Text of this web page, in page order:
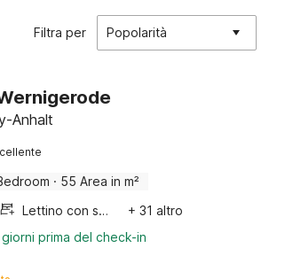
Filtra per Popolarità
Anhalt
· 55 Area in m²
Lettino con sponde
+ 31 altro
prima del check-in